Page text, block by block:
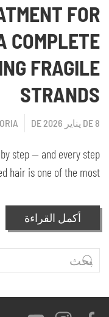
FOR
COMPLETE
FRAGILE
STRANDS
8 DE يناير DE 2026
step — and every step
hair is one of the most...
أكمل القراءة